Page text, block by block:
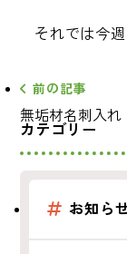
それでは今
前の記事
無垢材名刺入れ
カテゴリー
お知ら